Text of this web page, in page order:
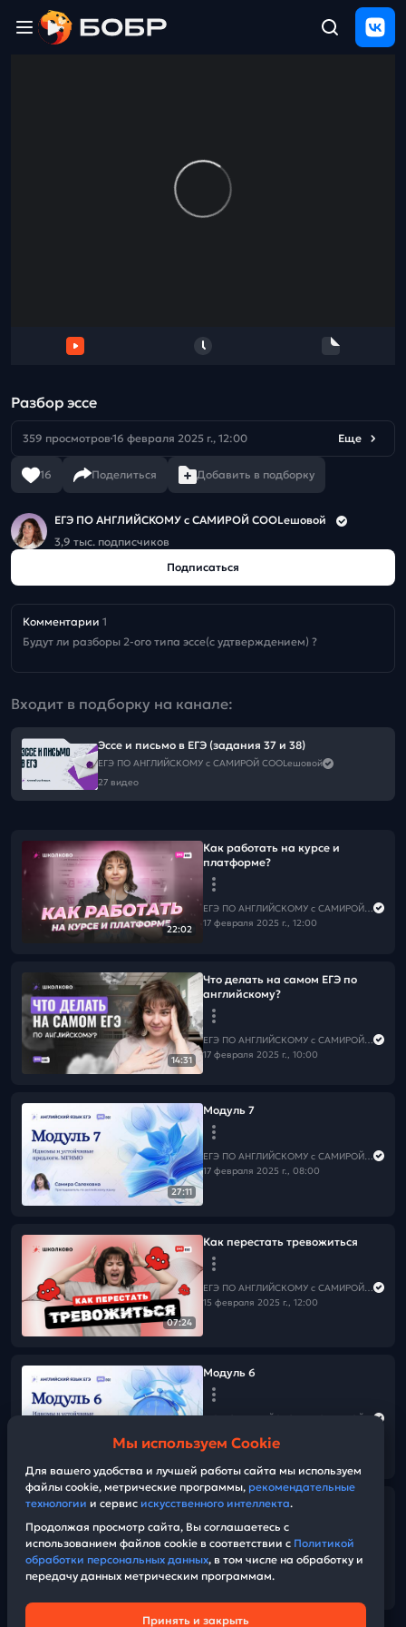
Разбор эссе
359 просмотров 16 февраля 2025 г., 12:00 Еще
16 Поделиться Добавить в подборку
ЕГЭ ПО АНГЛИЙСКОМУ с САМИРОЙ COOLешовой
3,9 тыс. подписчиков
Подписаться
Комментарии 1
Будут ли разборы 2-ого типа эссе(с удтверждением) ?
Входит в подборку на канале:
Эссе и письмо в ЕГЭ (задания 37 и 38)
ЕГЭ ПО АНГЛИЙСКОМУ с САМИРОЙ COOLешовой
27 видео
22:02
Как работать на курсе и
платформе?
ЕГЭ ПО АНГЛИЙСКОМУ с САМИРОЙ COOLешовой
17 февраля 2025 г., 12:00
14:31
Что делать на самом ЕГЭ по
английскому?
ЕГЭ ПО АНГЛИЙСКОМУ с САМИРОЙ COOLешовой
17 февраля 2025 г., 10:00
27:11
Модуль 7
ЕГЭ ПО АНГЛИЙСКОМУ с САМИРОЙ COOLешовой
17 февраля 2025 г., 08:00
07:24
Как перестать тревожиться
ЕГЭ ПО АНГЛИЙСКОМУ с САМИРОЙ COOLешовой
15 февраля 2025 г., 12:00
Модуль 6
Кто хочет стать миллионером с
14 февраля 2025 г., 10:00
Мы используем Cookie
Для вашего удобства и лучшей работы сайта мы используем
файлы cookie, метрические программы, рекомендательные
технологии и сервис искусственного интеллекта.
Продолжая просмотр сайта, Вы соглашаетесь с
использованием файлов cookie в соответствии с Политикой
обработки персональных данных, в том числе на обработку и
передачу данных метрическим программам.
Принять и закрыть